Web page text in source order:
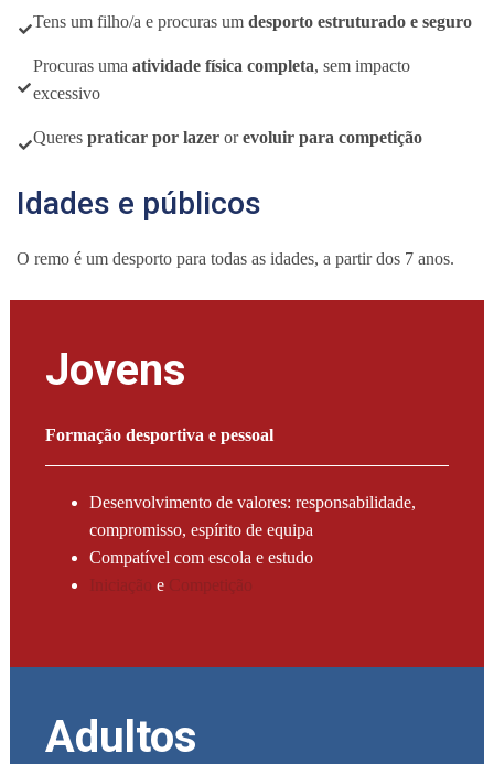
Tens um filho/a e procuras um desporto estruturado e seguro
Procuras uma atividade física completa, sem impacto
excessivo
Queres praticar por lazer orevoluir para competição
Idades e públicos
O remo é um desporto para todas as idades, a partir dos 7 anos.
Jovens
Formação desportiva e pessoal
Desenvolvimento de valores: responsabilidade,
compromisso, espírito de equipa
Compatível com escola e estudo
Iniciação e Competição
Adultos